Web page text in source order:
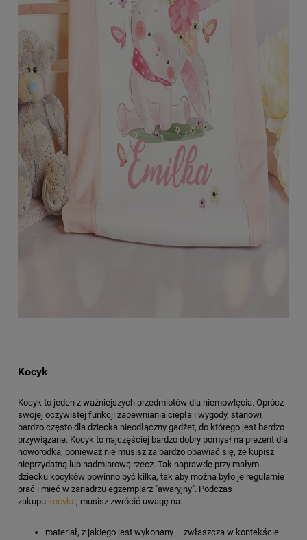
Kocyk
Kocyk to jeden z ważniejszych przedmiotów dla niemowlęcia. Oprócz
swojej oczywistej funkcji zapewniania ciepła i wygody, stanowi
bardzo często dla dziecka nieodłączny gadżet, do którego jest bardzo
przywiązane. Kocyk to najczęściej bardzo dobry pomysł na prezent dla
noworodka, ponieważ nie musisz za bardzo obawiać się, że kupisz
nieprzydatną lub nadmiarową rzecz. Tak naprawdę przy małym
dziecku kocyków powinno być kilka, tak aby można było je regularnie
prać i mieć w zanadrzu egzemplarz "awaryjny". Podczas
zakupu kocyka, musisz zwrócić uwagę na:
materiał, z jakiego jest wykonany – zwłaszcza w kontekście